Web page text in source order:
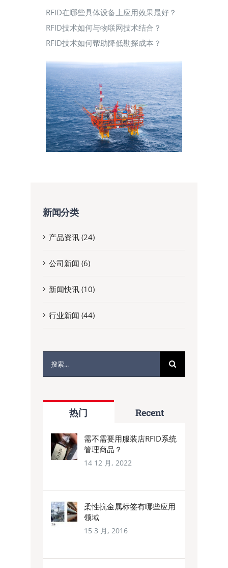
RFID在哪些具体设备上应用效果最好？
RFID技术如何与物联网技术结合？
RFID技术如何帮助降低勘探成本？
新闻分类
产品资讯 (24)
公司新闻 (6)
新闻快讯 (10)
行业新闻 (44)
热门 Recent
需不需要用服装店RFID系统
管理商品？
14 12 月, 2022
柔性抗金属标签有哪些应用
领域
15 3 月, 2016